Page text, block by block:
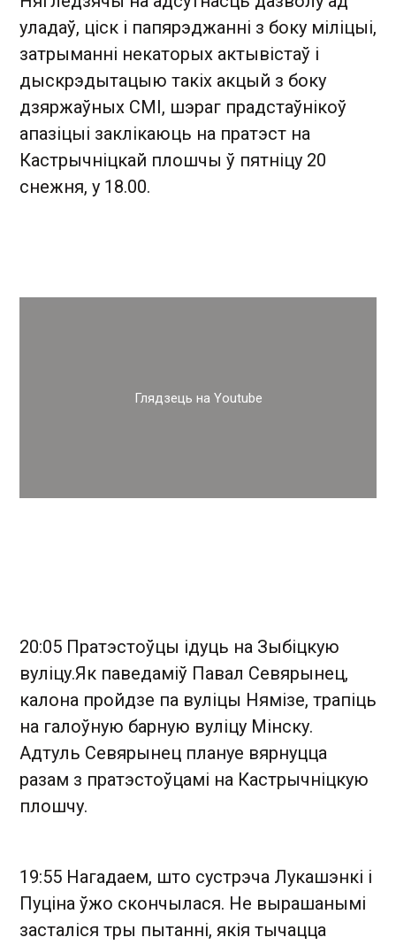
уладаў, ціск і папярэджанні з боку міліцыі,
затрыманні некаторых актывістаў і
дыскрэдытацыю такіх акцый з боку
дзяржаўных СМІ, шэраг прадстаўнікоў
апазіцыі заклікаюць на пратэст на
Кастрычніцкай плошчы ў пятніцу 20
снежня, у 18.00.
Глядзець на Youtube
20:05 Пратэстоўцы ідуць на Зыбіцкую
вуліцу.Як паведаміў Павал Севярынец,
калона пройдзе па вуліцы Нямізе, трапіць
на галоўную барную вуліцу Мінску.
Адтуль Севярынец плануе вярнуцца
разам з пратэстоўцамі на Кастрычніцкую
плошчу.
19:55 Нагадаем, што сустрэча Лукашэнкі і
Пуціна ўжо скончылася. Не вырашанымі
засталіся тры пытанні, якія тычацца